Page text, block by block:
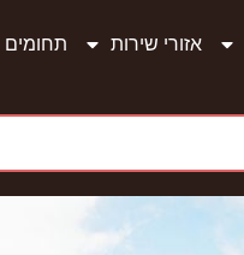
אזורי שירות תחומים